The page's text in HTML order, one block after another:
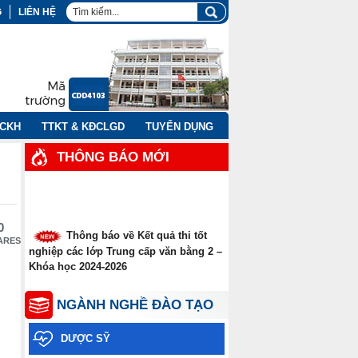
LIÊN HỆ
TTKT & KĐCLGD TUYỂN DỤNG
THÔNG BÁO MỚI
Thông báo về Kết quả thi tốt
nghiệp các lớp Trung cấp văn bằng 2 –
Khóa học 2024-2026
nghiệp các lớp Trung cấp văn bằng
năm 2026
NGÀNH NGHỀ ĐÀO TẠO
DƯỢC SỸ